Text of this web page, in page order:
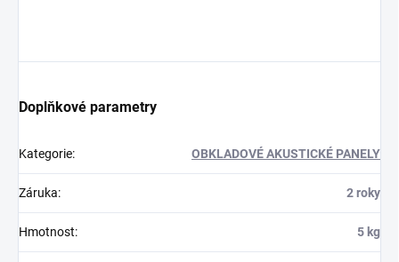
Doplňkové parametry
Kategorie: OBKLADOVÉ AKUSTICKÉ PANELY
Záruka: 2 roky
Hmotnost: 5 kg